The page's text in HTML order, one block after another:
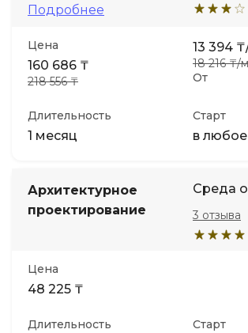
Подробнее
Цена
160 686 ₸
218 556 ₸ От
13 394
18 216 ₸/
Длительность
1 месяц
Старт
в
Архитектурное
проектирование
Среда
3 отзыва
Цена
48 225 ₸
Длительность Старт